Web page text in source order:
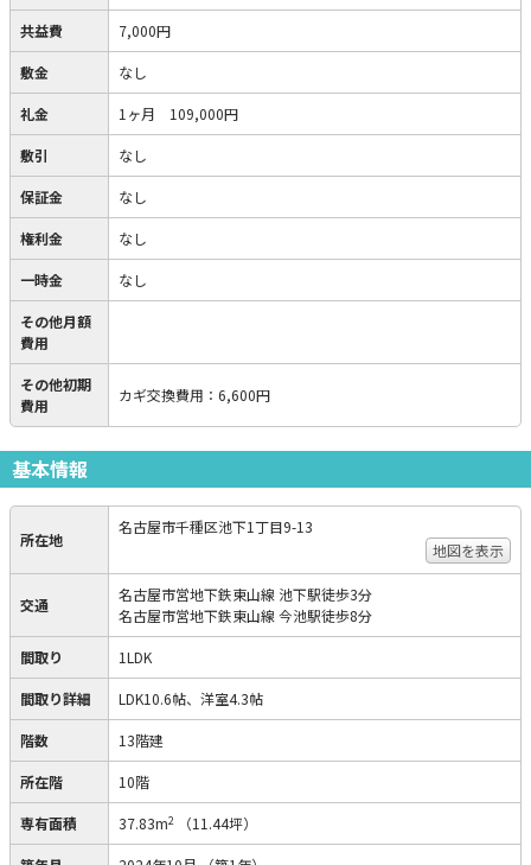
共益費 7,000円
敷金 なし
礼金 1ヶ月 109,000円
敷引 なし
保証金 なし
権利金 なし
一時金 なし
その他月額
費用
その他初期
費用
カギ交換費用 ： 6,600円
基本情報
所在地
名古屋市千種区池下1丁目9-13
地図を表示
交通
名古屋市営地下鉄東山線 池下駅徒歩3分
名古屋市営地下鉄東山線 今池駅徒歩8分
間取り 1LDK
間取り詳細 LDK10.6帖、洋室4.3帖
階数 13階建
所在階 10階
専有面積 37.83m2 （11.44坪）